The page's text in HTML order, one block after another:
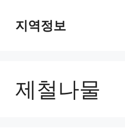
지역정보
제철나물